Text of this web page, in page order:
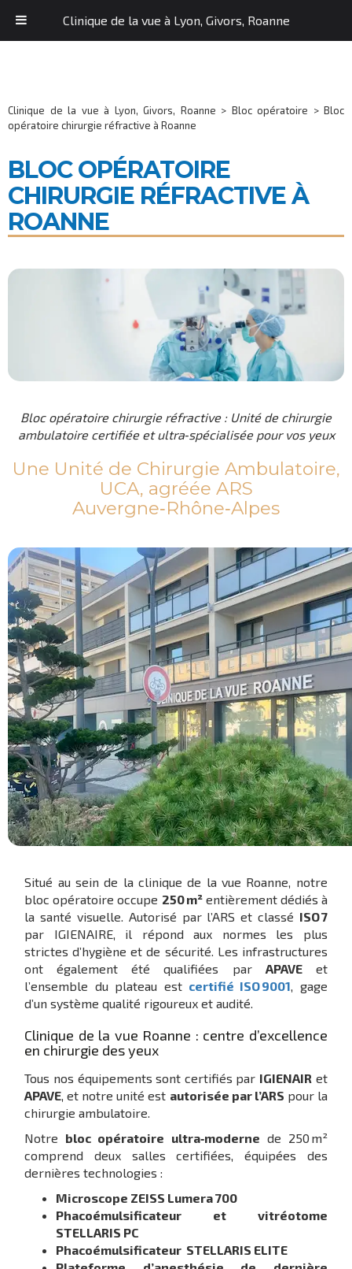
Clinique de la vue à Lyon, Givors, Roanne > Bloc opératoire > Bloc
opératoire chirurgie réfractive à Roanne
BLOC OPÉRATOIRE
CHIRURGIE RÉFRACTIVE À
ROANNE
Bloc opératoire chirurgie réfractive : Unité de chirurgie
ambulatoire certifiée et ultra‑spécialisée pour vos yeux
Une Unité de Chirurgie Ambulatoire,
UCA, agréée ARS
Auvergne‑Rhône‑Alpes
Situé au sein de la clinique de la vue Roanne, notre
bloc opératoire occupe 250 m²entièrement dédiés à
la santé visuelle. Autorisé par l’ARS et classé ISO 7
par IGIENAIRE, il répond aux normes les plus
strictes d’hygiène et de sécurité. Les infrastructures
ont également été qualifiées par APAVEet
l’ensemble du plateau est certifié ISO 9001 , gage
d’un système qualité rigoureux et audité.
Clinique de la vue Roanne : centre d’excellence
en chirurgie des yeux
Tous nos équipements sont certifiés par IGIENAIR et
APAVE , et notre unité est autorisée par l’ARS pour la
chirurgie ambulatoire.
Notre bloc opératoire ultra‑moderne de 250 m²
comprend deux salles certifiées, équipées des
dernières technologies :
Microscope ZEISS Lumera 700
Phacoémulsificateur et vitréotome
STELLARIS PC
Phacoémulsificateur STELLARIS ELITE
Clinique de la vue à Lyon, Givors, Roanne